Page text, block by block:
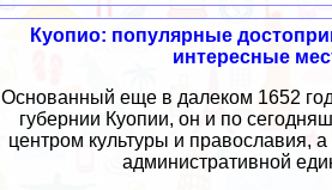
Куопио: популярные
интересные
Основанный еще в далеком 1652
губернии Куопии, он и по
центром культуры и православия, а
административной